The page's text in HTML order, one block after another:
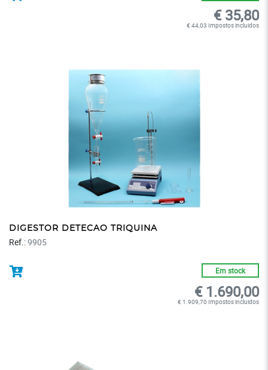
€ 35,80
€ 44,03 Impostos incluidos
DIGESTOR DETECAO TRIQUINA
Ref.:9905
Em stock
€ 1.690,00
€ 1.909,70 Impostos incluidos